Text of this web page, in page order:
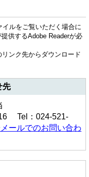
イルをご覧いただく場合に
供するAdobe Readerが必
ンク先からダウンロード
先
16 Tel：024-521-
ールでのお問い合わ